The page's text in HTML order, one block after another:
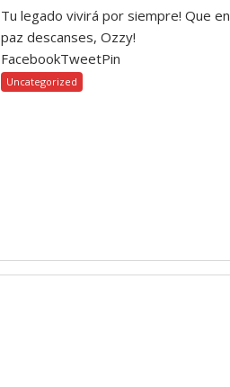
Tu legado vivirá por siempre! Que en
paz descanses, Ozzy!
FacebookTweetPin
Uncategorized